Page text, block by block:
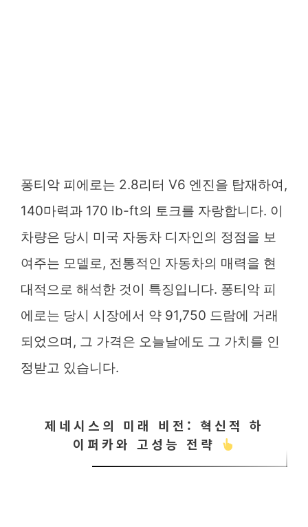
퐁티악 피에로는 2.8리터 V6 엔진을 탑재하여,
140마력과 170 lb-ft의 토크를 자랑합니다. 이
차량은 당시 미국 자동차 디자인의 정점을 보
여주는 모델로, 전통적인 자동차의 매력을 현
대적으로 해석한 것이 특징입니다. 퐁티악 피
에로는 당시 시장에서 약 91,750 드람에 거래
되었으며, 그 가격은 오늘날에도 그 가치를 인
정받고 있습니다.
제네시스의 미래 비전: 혁신적 하
이퍼카와 고성능 전략